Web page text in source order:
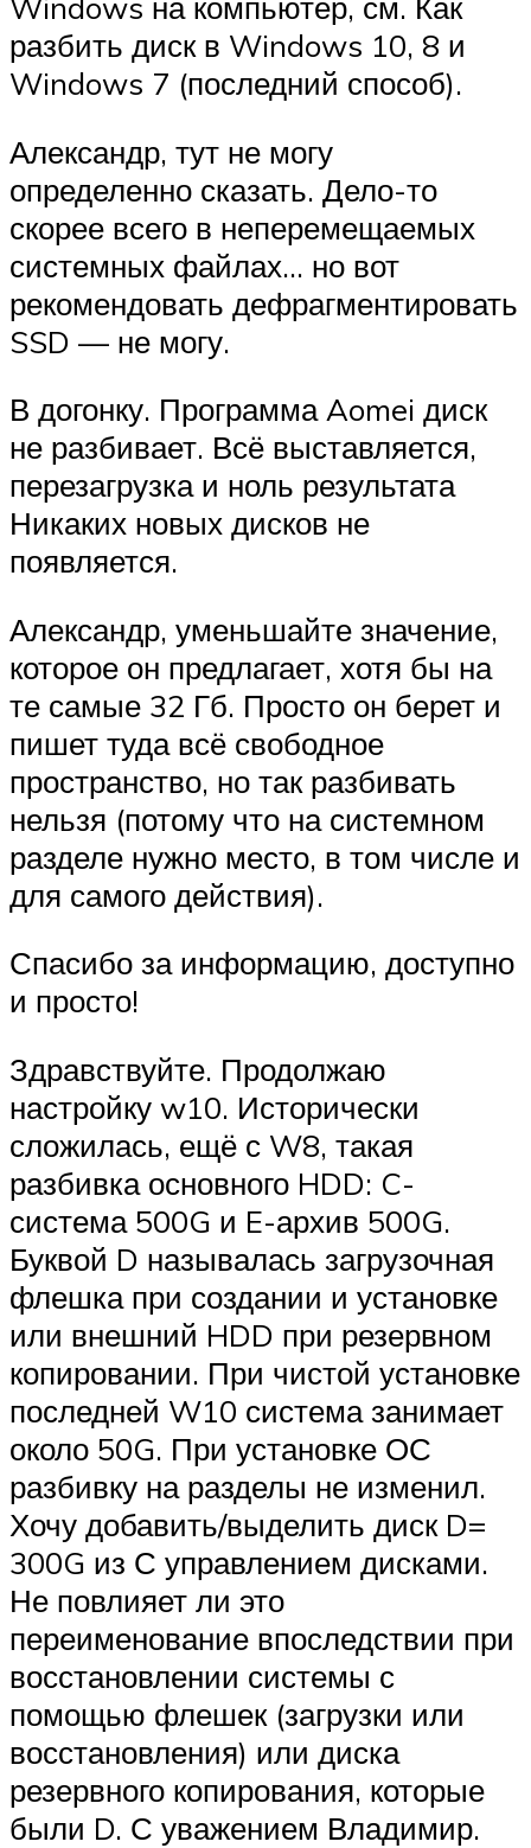
разбить диск в Windows 10, 8 и
Windows 7 (последний способ).
Александр, тут не могу
определенно сказать. Дело-то
скорее всего в неперемещаемых
системных файлах… но вот
рекомендовать дефрагментировать
SSD — не могу.
В догонку. Программа Aomei диск
не разбивает. Всё выставляется,
перезагрузка и ноль результата
Никаких новых дисков не
появляется.
Александр, уменьшайте значение,
которое он предлагает, хотя бы на
те самые 32 Гб. Просто он берет и
пишет туда всё свободное
пространство, но так разбивать
нельзя (потому что на системном
разделе нужно место, в том числе и
для самого действия).
Спасибо за информацию, доступно
и просто!
Здравствуйте. Продолжаю
настройку w10. Исторически
сложилась, ещё с W8, такая
разбивка основного HDD: C-
система 500G и E-архив 500G.
Буквой D называлась загрузочная
флешка при создании и установке
или внешний HDD при резервном
копировании. При чистой установке
последней W10 система занимает
около 50G. При установке ОС
разбивку на разделы не изменил.
Хочу добавить/выделить диск D=
300G из С управлением дисками.
Не повлияет ли это
переименование впоследствии при
восстановлении системы с
помощью флешек (загрузки или
восстановления) или диска
резервного копирования, которые
были D. С уважением Владимир.